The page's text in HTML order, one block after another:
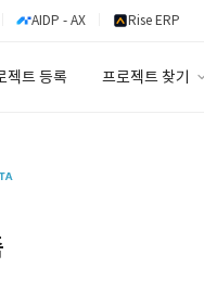
AIDP - AX Rise ERP
젝트 등록 프로젝트 찾기